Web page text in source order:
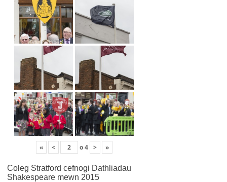
« < o4 > »
Coleg Stratford cefnogi Dathliadau
Shakespeare mewn 2015